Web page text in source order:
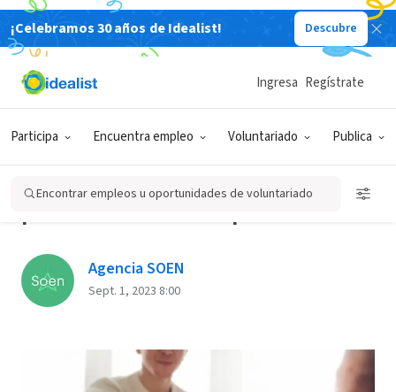
¡Celebramos 30 años de Idealist! Descubre
Participa Encuentra empleo Voluntariado Publica
Ingresa Regístrate
Encontrar empleos u oportunidades de voluntariado
Back
Cómo dejar un empleo en
buenos términos: 5 consejos
para una renuncia profesional
Agencia SOEN
Sept. 1, 2023 8:00